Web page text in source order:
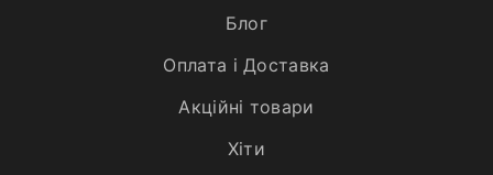
Блог
Оплата і Доставка
Акційні товари
Хiти